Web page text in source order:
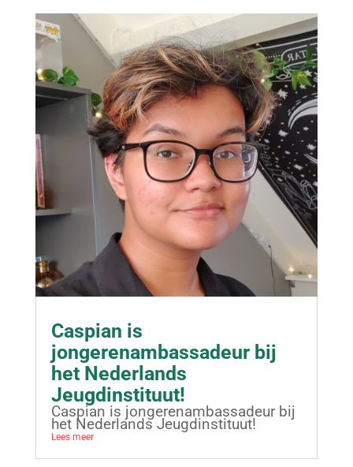
Caspian is
jongerenambassadeur bij
het Nederlands
Jeugdinstituut!
Caspian is jongerenambassadeur bij
het Nederlands Jeugdinstituut!
Lees meer